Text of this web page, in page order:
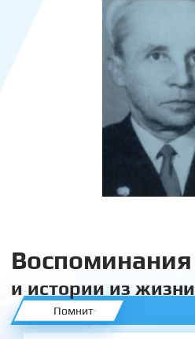
Воспоминания
и истории из жизни
Помнит